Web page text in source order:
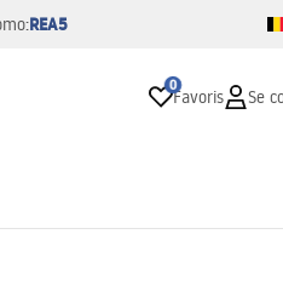
REA5
0
Favoris Se